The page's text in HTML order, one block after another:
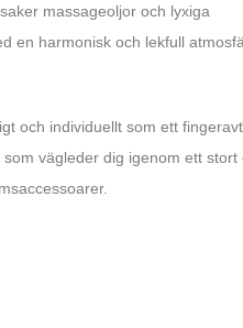
massageoljor och lyxiga
en harmonisk och lekfull
och individuellt som ett
vägleder dig igenom ett stort